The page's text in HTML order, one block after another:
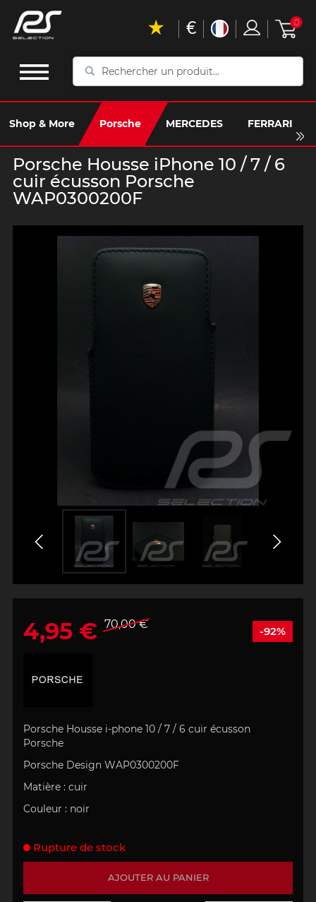
Rechercher
produit...
Shop & More Porsche MERCEDES FERRARI
€ 0
Porsche Housse iPhone 10 / 7 / 6
cuir écusson Porsche
WAP0300200F
4,95 € 70,00 € -92%
Porsche Housse i-phone 10 / 7 / 6 cuir écusson
Porsche
Porsche Design WAP0300200F
Matière : cuir
Couleur : noir
AJOUTER AU PANIER
Rupture de stock